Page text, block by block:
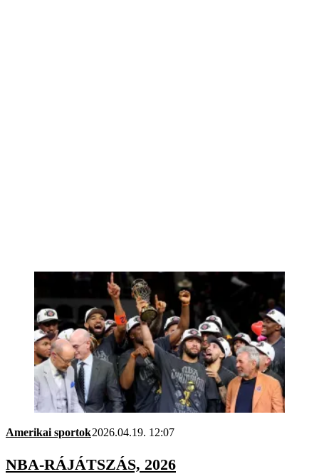
Amerikai sportok2026.04.19. 12:07
NBA-RÁJÁTSZÁS, 2026